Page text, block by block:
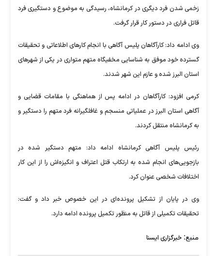
زخمی شدن فرد دیگری در کرمانشاه، رسیدگی به موضوع و دستگیری فرد
قاتل فراری در دستور کار قرار گرفت.
وی ادامه داد: کارآگاهان پلیس آگاهی با انجام کارهای اطلاعاتی و تحقیقات
گسترده‌ خود موفق به شناسایی مخفیگاه متهم متواری در یکی از شهرهای
استان البرز شده و عازم این شهر شدند.
کرمی افزود: کارآگاهان در ادامه پس از هماهنگی با مقامات قضایی و
آگاهی استان البرز در عملیاتی منسجم و غافلگیرانه فرد متهم را دستگیر و
به کرمانشاه منتقل کردند.
رئیس پلیس آگاهی کرمانشاه ادامه داد: متهم دستگیر شده در
بازجویی‌های انجام شده به ارتکاب قتل اعتراف و انگیزه‌اش را از این کار
اختلافات شخصی عنوان کرد.
وی در پایان از تشکیل پرونده‌ای در این خصوص خبر داد و گفت:
تحقیقات تکمیلی از قاتل به منظور تکمیل پرونده ادامه دارد.
منبع: خبرگزاری ایسنا